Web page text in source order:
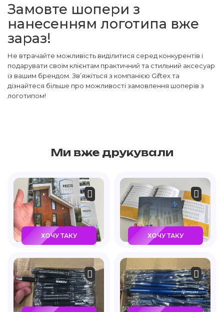
Замовте шопери з
нанесенням логотипа вже
зараз!
Не втрачайте можливість виділитися серед конкурентів і
подарувати своїм клієнтам практичний та стильний аксесуар
із вашим брендом. Зв’яжіться з компанією Giftex та
дізнайтеся більше про можливості замовлення шоперів з
логотипом!
Ми вже друкували
ХОЧУ ТАКУ ХОЧУ ТАКУ